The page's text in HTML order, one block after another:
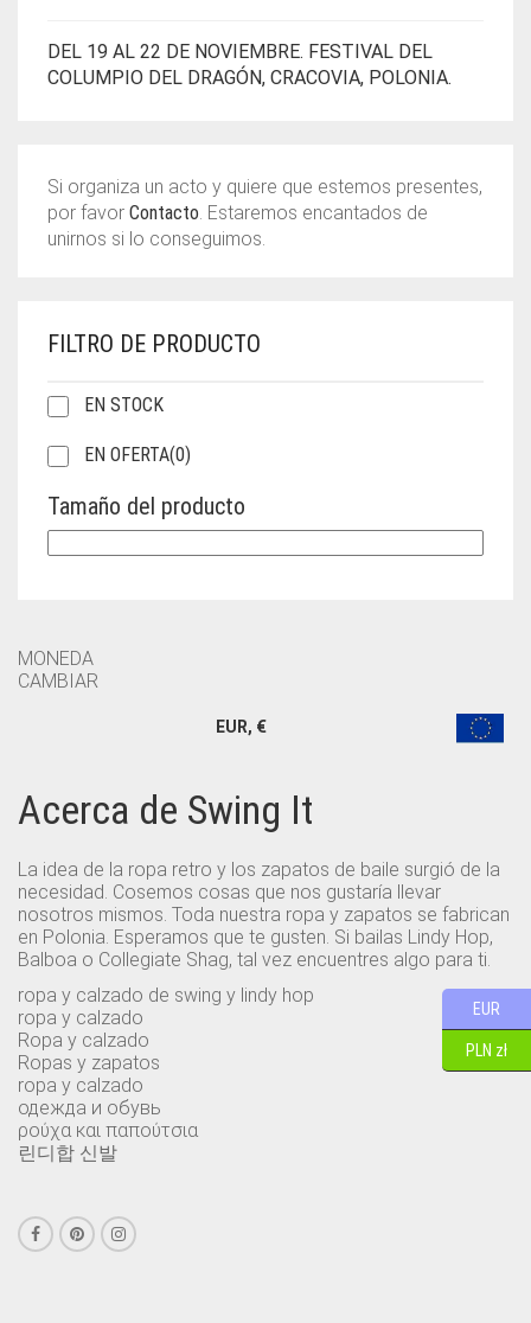
DEL 19 AL 22 DE NOVIEMBRE. FESTIVAL DEL
COLUMPIO DEL DRAGÓN, CRACOVIA, POLONIA.
Si organiza un acto y quiere que estemos presentes,
por favor Contacto . Estaremos encantados de
unirnos si lo conseguimos.
FILTRO DE PRODUCTO
EN STOCK
EN OFERTA(0)
Tamaño del producto
MONEDA
CAMBIAR
EUR, €
Acerca de Swing It
La idea de la ropa retro y los zapatos de baile surgió de la
necesidad. Cosemos cosas que nos gustaría llevar
nosotros mismos. Toda nuestra ropa y zapatos se fabrican
en Polonia. Esperamos que te gusten. Si bailas Lindy Hop,
Balboa o Collegiate Shag, tal vez encuentres algo para ti.
ropa y calzado de swing y lindy hop
ropa y calzado
Ropa y calzado
Ropas y zapatos
ropa y calzado
одежда и обувь
ρούχα και παπούτσια
린디합 신발
EUR
PLN zł